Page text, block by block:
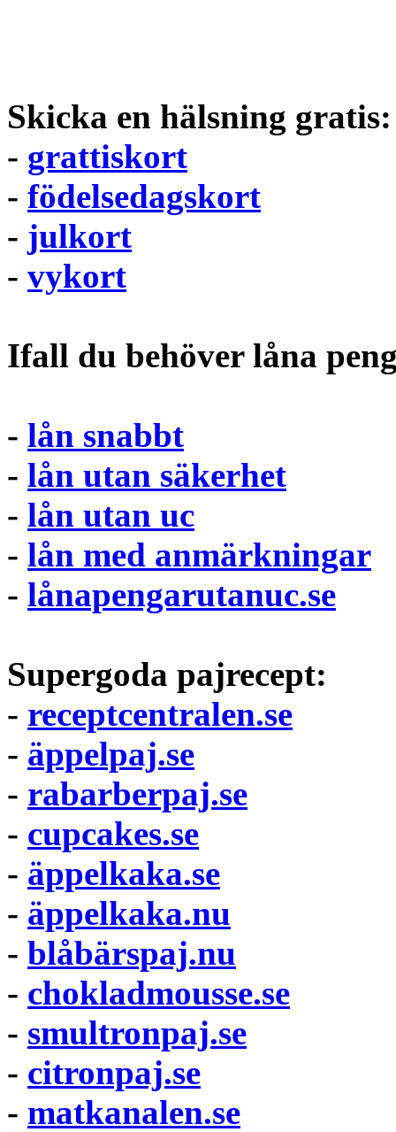
Skicka en hälsning gratis:
- grattiskort
- födelsedagskort
- julkort
- vykort
Ifall du behöver låna
- lån snabbt
- lån utan säkerhet
- lån utan uc
- lån med anmärkningar
- lånapengarutanuc.se
Supergoda pajrecept:
- receptcentralen.se
- äppelpaj.se
- rabarberpaj.se
- cupcakes.se
- äppelkaka.se
- äppelkaka.nu
- blåbärspaj.nu
- chokladmousse.se
- smultronpaj.se
- citronpaj.se
- matkanalen.se